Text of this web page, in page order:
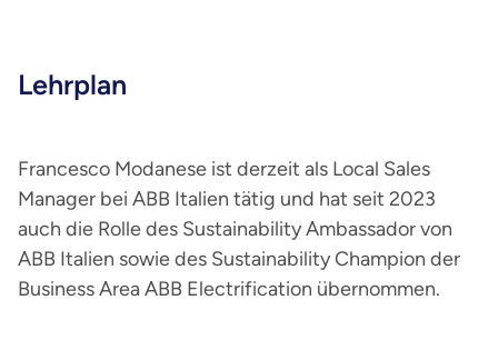
Lehrplan
Francesco Modanese ist derzeit als Local Sales
Manager bei ABB Italien tätig und hat seit 2023
auch die Rolle des Sustainability Ambassador von
ABB Italien sowie des Sustainability Champion der
Business Area ABB Electrification übernommen.